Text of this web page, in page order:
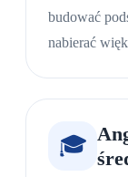
budować
nabierać
🎓